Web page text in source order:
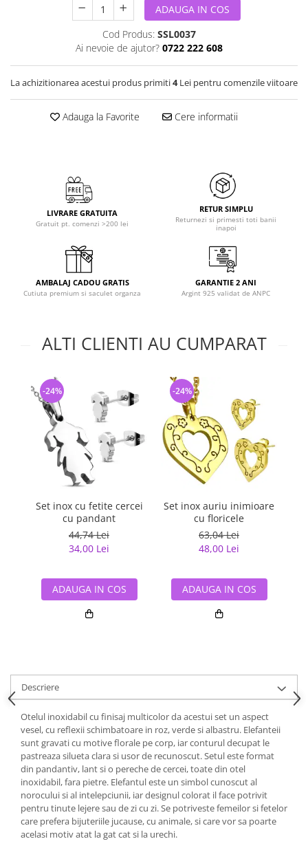
ADAUGA IN COS
Cod Produs: SSL0037
Ai nevoie de ajutor? 0722 222 608
La achizitionarea acestui produs primiti4Lei pentru comenzile viitoare
Adauga la Favorite Cere informatii
LIVRARE GRATUITA
Gratuit pt. comenzi >200 lei
RETUR SIMPLU
Returnezi si primesti toti banii
inapoi
AMBALAJ CADOU GRATIS
Cutiuta premium si saculet organza
GARANTIE 2 ANI
Argint 925 validat de ANPC
ALTI CLIENTI AU CUMPARAT
Set inox cu fetite cercei
cu pandant
44,74 Lei
34,00 Lei
-24%
ADAUGA IN COS
Set inox auriu inimioare
cu floricele
63,04 Lei
48,00 Lei
-24%
ADAUGA IN COS
Descriere
Otelul inoxidabil cu finisaj multicolor da acestui set un aspect
vesel, cu reflexii schimbatoare in roz, verde si albastru. Elefanteii
sunt gravati cu motive florale pe corp, iar conturul decupat le
pastreaza silueta clara si usor de recunoscut. Setul este format
din pandantiv, lant si o pereche de cercei, toate din otel
inoxidabil, fara pietre. Elefantul este un simbol cunoscut al
norocului si al intelepciunii, iar designul colorat il face potrivit
pentru tinute lejere sau de zi cu zi. Se potriveste femeilor si fetelor
care prefera bijuteriile jucause, cu animale, si care vor sa poarte
acelasi motiv atat la gat cat si la urechi.